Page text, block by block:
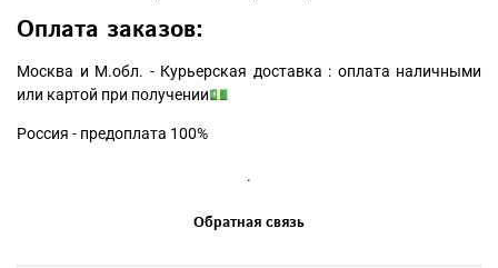
Оплата заказов:
Москва и М.обл. - Курьерская доставка : оплата наличными
или картой при получении💵
Россия - предоплата 100%
.
Обратная связь